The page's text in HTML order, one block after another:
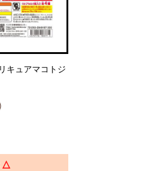
キュアマコトジ
△